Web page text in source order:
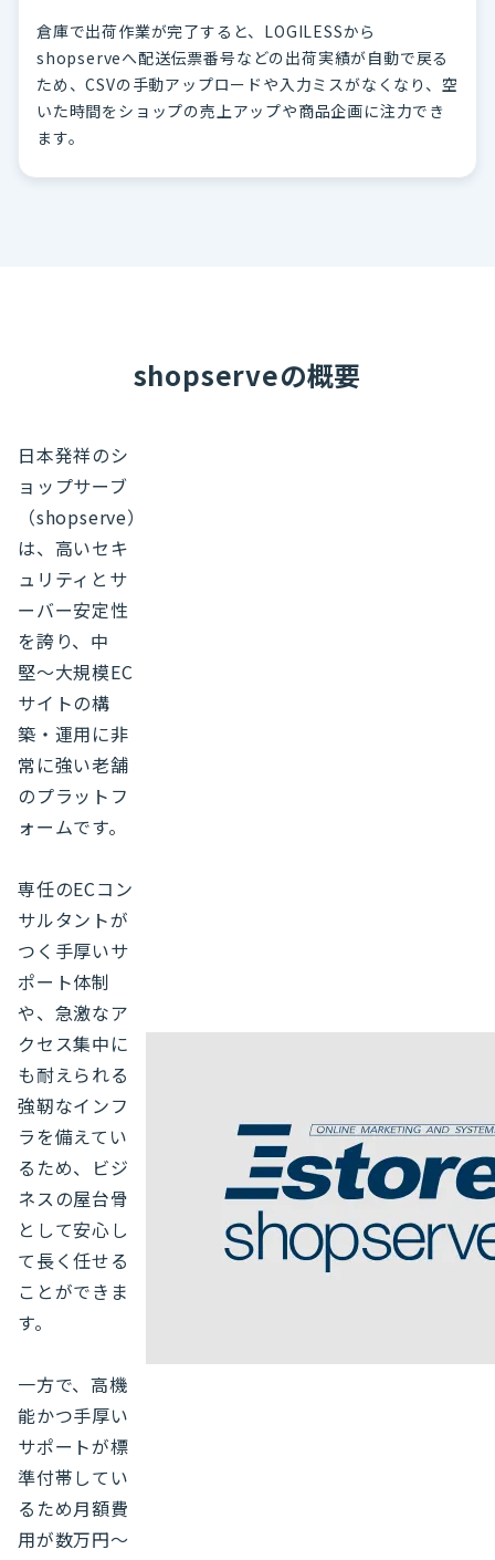
倉庫で出荷作業が完了すると、LOGILESSから
shopserveへ配送伝票番号などの出荷実績が自動で戻る
ため、CSVの手動アップロードや入力ミスがなくなり、空
いた時間をショップの売上アップや商品企画に注力でき
ます。
shopserveの概要
日本発祥のシ
ョップサーブ
（shopserve）
は、高いセキ
ュリティとサ
ーバー安定性
を誇り、中
堅〜大規模EC
サイトの構
築・運用に非
常に強い老舗
のプラットフ
ォームです。
専任のECコン
サルタントが
つく手厚いサ
ポート体制
や、急激なア
クセス集中に
も耐えられる
強靭なインフ
ラを備えてい
るため、ビジ
ネスの屋台骨
として安心し
て長く任せる
ことができま
す。
一方で、高機
能かつ手厚い
サポートが標
準付帯してい
るため月額費
用が数万円〜